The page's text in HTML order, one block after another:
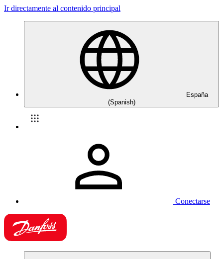
Ir directamente al contenido principal
España
(Spanish)
Conectarse